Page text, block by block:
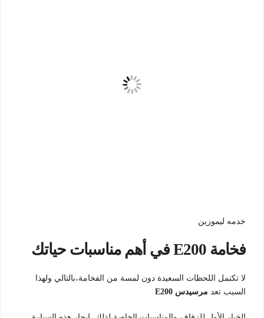
خدمه ليموزين
فخامة E200 في أهم مناسبات حياتك
لا تكتمل اللحظات السعيدة دون لمسة من الفخامة،بالتالي ولهذا
السبب تعد مرسيدس E200